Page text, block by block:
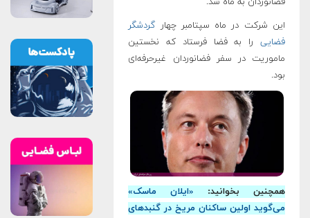
این شرکت در ماه سپتامبر چهار گردشگر
فضایی را به فضا فرستاد که نخستین
ماموریت در سفر فضانوردان غیرحرفه‌ای
بود.
همچنین بخوانید: «ایلان ماسک»
می‌گوید اولین ساکنان مریخ در گنبدهای